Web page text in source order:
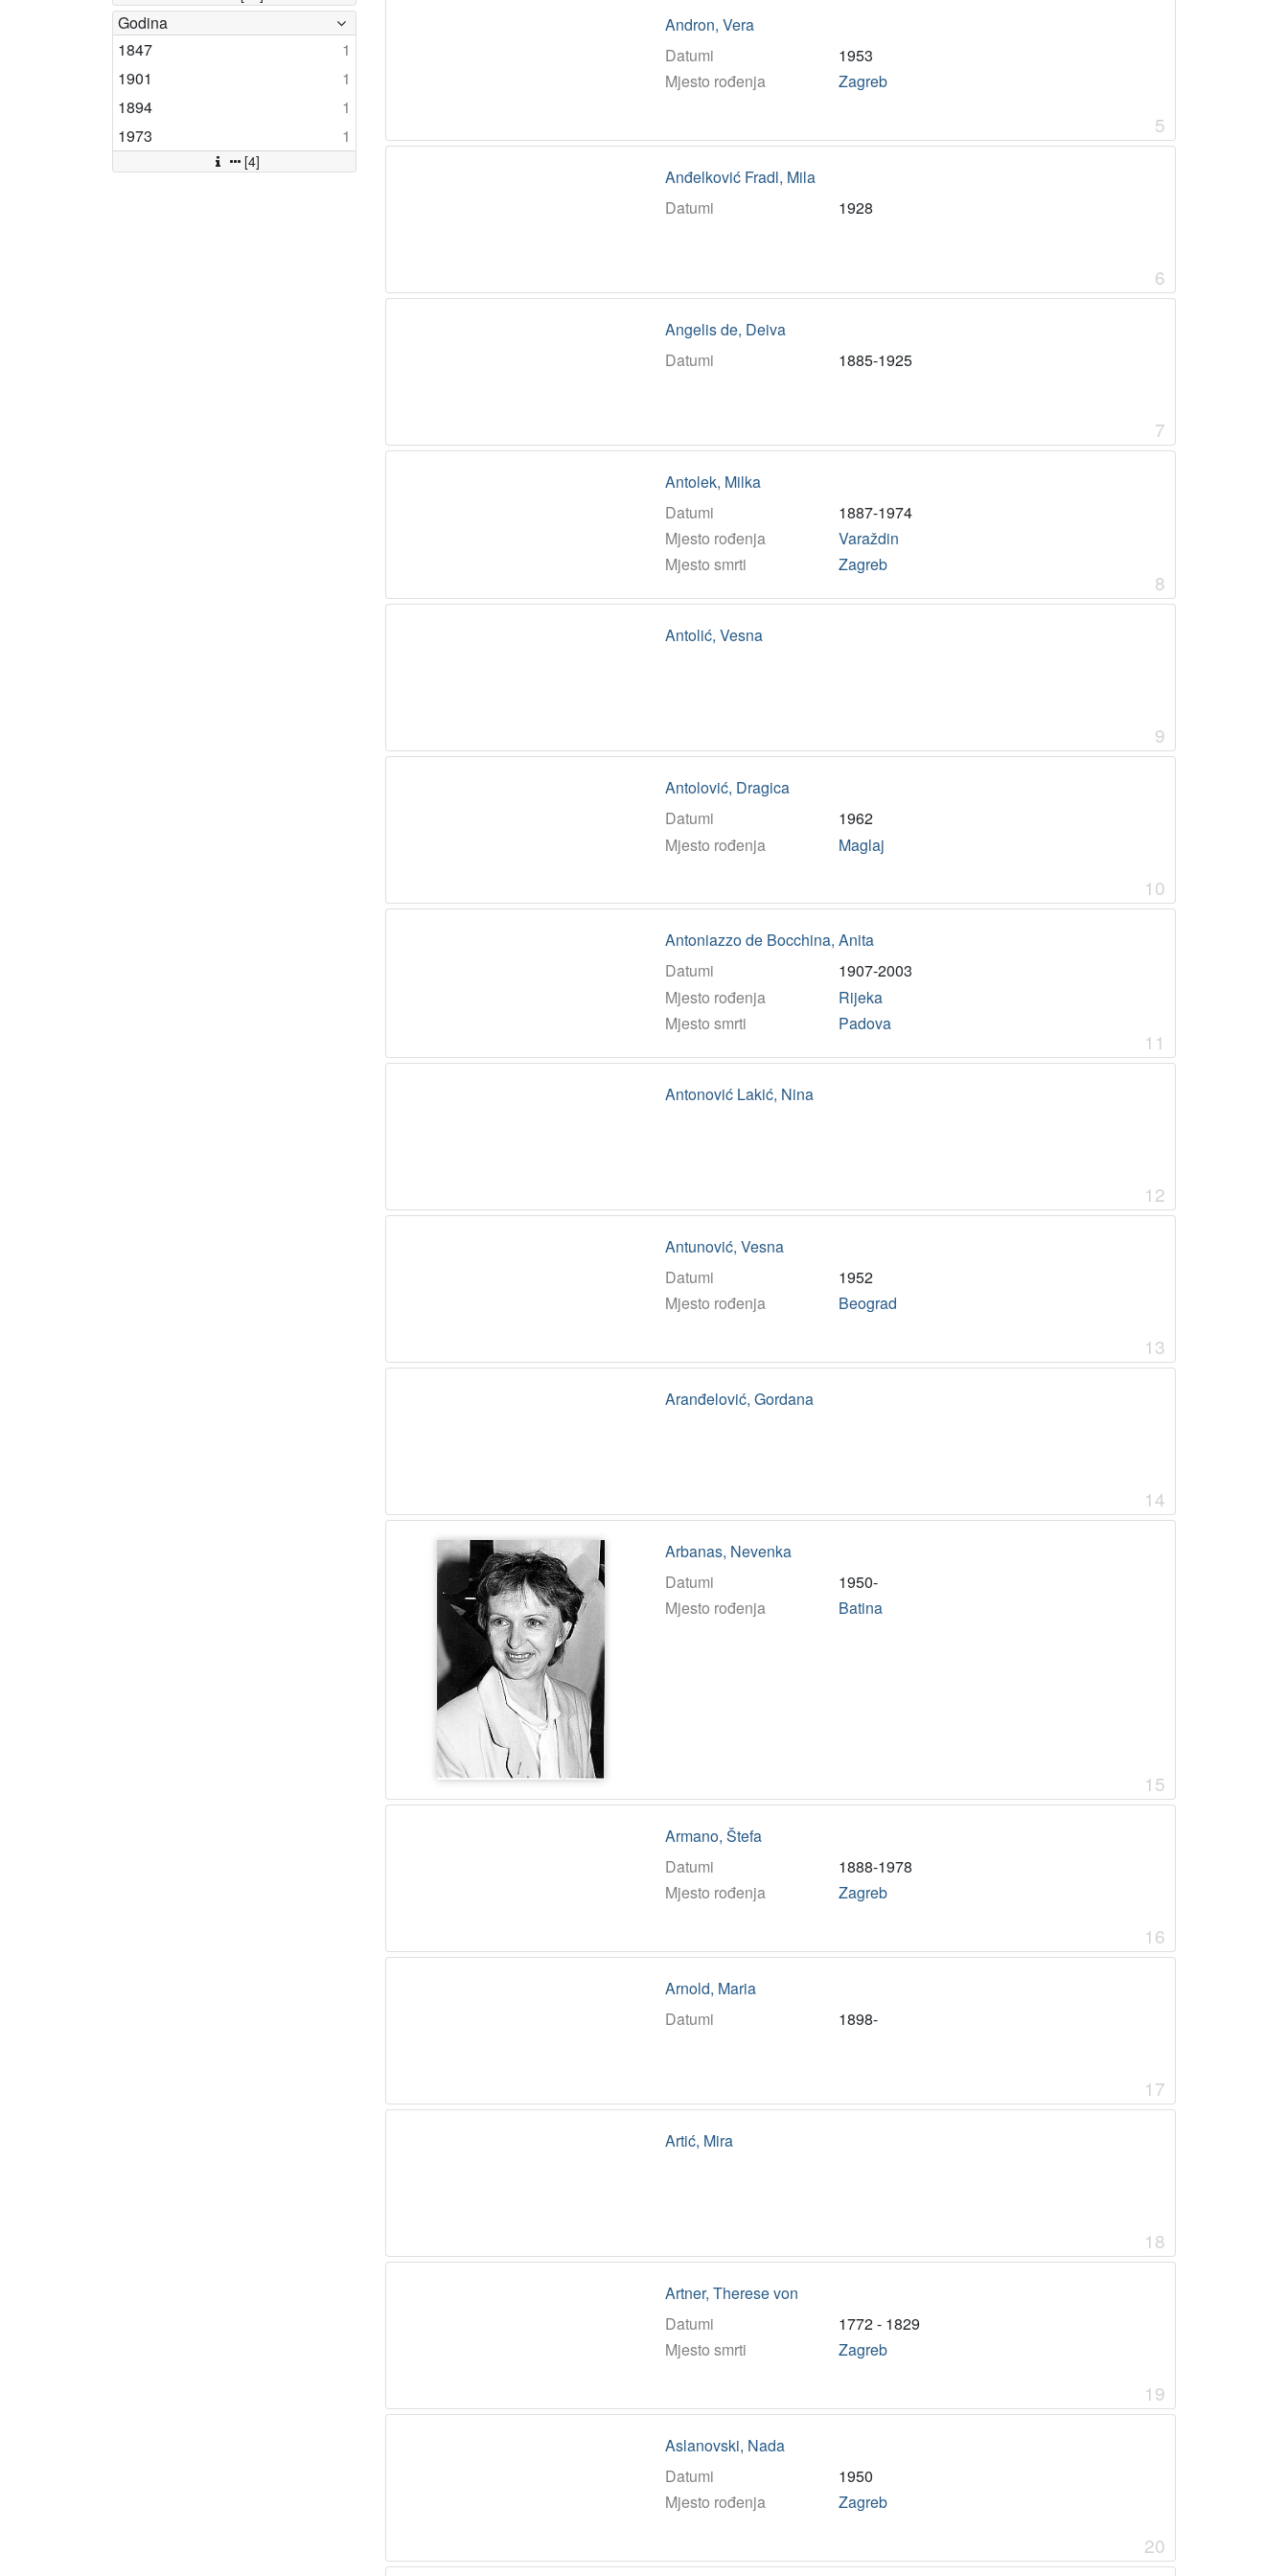
Godina
1847
1
1901
1
1894
1
1973
1
[4]
Andron, Vera
Datumi
1953
Mjesto rođenja
Zagreb
5
Anđelković Fradl, Mila
Datumi
1928
6
Angelis de, Deiva
Datumi
1885-1925
7
Antolek, Milka
Datumi
1887-1974
Mjesto rođenja
Varaždin
Mjesto smrti
Zagreb
8
Antolić, Vesna
9
Antolović, Dragica
Datumi
1962
Mjesto rođenja
Maglaj
10
Antoniazzo de Bocchina, Anita
Datumi
1907-2003
Mjesto rođenja
Rijeka
Mjesto smrti
Padova
11
Antonović Lakić, Nina
12
Antunović, Vesna
Datumi
1952
Mjesto rođenja
Beograd
13
Aranđelović, Gordana
14
Arbanas, Nevenka
Datumi
1950-
Mjesto rođenja
Batina
15
Armano, Štefa
Datumi
1888-1978
Mjesto rođenja
Zagreb
16
Arnold, Maria
Datumi
1898-
17
Artić, Mira
18
Artner, Therese von
Datumi
1772 - 1829
Mjesto smrti
Zagreb
19
Aslanovski, Nada
Datumi
1950
Mjesto rođenja
Zagreb
20